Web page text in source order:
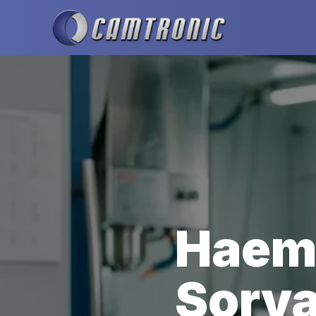
Siirry sisältöön